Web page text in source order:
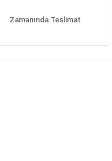
Zamanında Teslimat